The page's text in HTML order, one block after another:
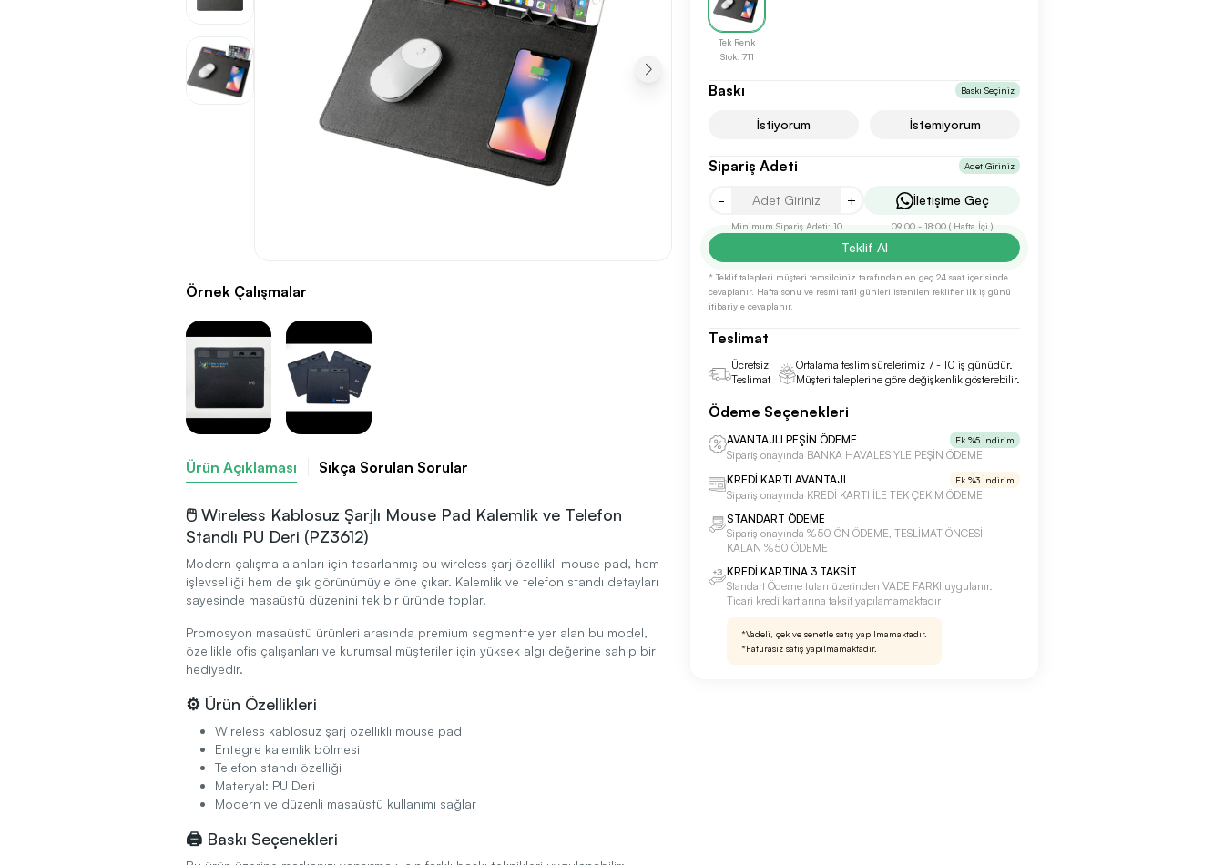
Sonraki Adıma İlerle
Örnek Çalışmalar
Ürün Açıklaması Sıkça Sorulan Sorular
🖱️ Wireless Kablosuz Şarjlı Mouse Pad Kalemlik ve Telefon
Standlı PU Deri (PZ3612)
Modern çalışma alanları için tasarlanmış bu wireless şarj özellikli mouse pad, hem
işlevselliği hem de şık görünümüyle öne çıkar. Kalemlik ve telefon standı detayları
sayesinde masaüstü düzenini tek bir üründe toplar.
Promosyon masaüstü ürünleri arasında premium segmentte yer alan bu model,
özellikle ofis çalışanları ve kurumsal müşteriler için yüksek algı değerine sahip bir
hediyedir.
⚙️ Ürün Özellikleri
Wireless kablosuz şarj özellikli mouse pad
Entegre kalemlik bölmesi
Telefon standı özelliği
Materyal: PU Deri
Modern ve düzenli masaüstü kullanımı sağlar
🖨️ Baskı Seçenekleri
Tek Renk
Stok: 711
Baskı Baskı Seçiniz
İstiyorum İstemiyorum
Sipariş Adeti Adet Giriniz
- +
Minimum Sipariş Adeti: 10
İletişime Geç
09:00 - 18:00 ( Hafta İçi )
Teklif Al
* Teklif talepleri müşteri temsilciniz tarafından en geç 24 saat içerisinde
cevaplanır. Hafta sonu ve resmi tatil günleri istenilen teklifler ilk iş günü
itibariyle cevaplanır.
Teslimat
Ücretsiz
Teslimat
Ortalama teslim sürelerimiz 7 - 10 iş günüdür.
Müşteri taleplerine göre değişkenlik gösterebilir.
Ödeme Seçenekleri
AVANTAJLI PEŞİN ÖDEME Ek %5 İndirim
Sipariş onayında BANKA HAVALESİYLE PEŞİN ÖDEME
KREDİ KARTI AVANTAJI
Ek %3 İndirim
Sipariş onayında KREDİ KARTI İLE TEK ÇEKİM ÖDEME
STANDART ÖDEME
Sipariş onayında %50 ÖN ÖDEME, TESLİMAT ÖNCESİ
KALAN %50 ÖDEME
KREDİ KARTINA 3 TAKSİT
Standart Ödeme tutarı üzerinden VADE FARKI uygulanır.
Ticari kredi kartlarına taksit yapılamamaktadır
*Vadeli, çek ve senetle satış yapılmamaktadır.
*Faturasız satış yapılmamaktadır.